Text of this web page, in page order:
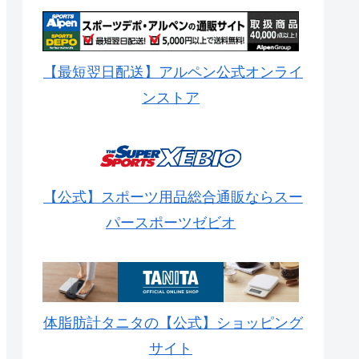
【最短翌日配送】アルペン公式オンライ
ンストア
【公式】スポーツ用品総合通販ならスー
パースポーツゼビオ
体脂肪計タニタの【公式】ショッピング
サイト